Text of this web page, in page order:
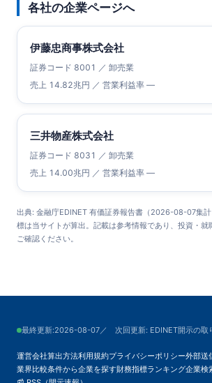
各社の企業ページへ
伊藤忠商事株式会社
証券コード 8001 ／ 卸売業
売上 14.82兆円 ／ 営業利益率 —
三井物産株式会社
証券コード 8031 ／ 卸売業
売上 14.00兆円 ／ 営業利益率 —
出典: 金融庁EDINET 有価証券報告書（2026-08-07集
標は当サイトが算出。記載は参考情報であり、投資・就
ご確認ください。
最終更新:2026-08-07／ 次回更新: EDINET開示の取
運営会社算出方法利用規約プライバシーポリシー外部送
業界比較条件から企業を探す財務指標ランキング企業検